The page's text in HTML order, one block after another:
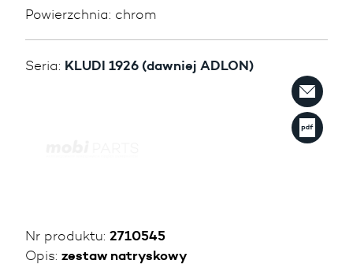
Powierzchnia: chrom
Seria: KLUDI 1926 (dawniej ADLON)
Nr produktu: 2710545
Opis: zestaw natryskowy